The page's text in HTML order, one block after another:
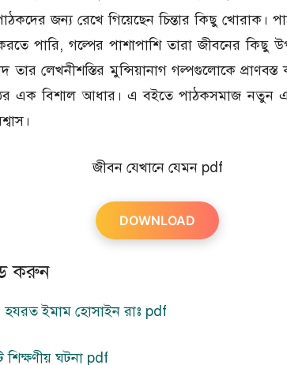
জন্য রেখে গিয়েছেন চিন্তার কিছু খোরাক।
পারি, গল্পের পাশাপাশি তারা জীবনের কিছু
লেখনীশস্তির মুন্সিয়ানাগ গল্পগুলোকে প্রাণবস্ত
এক বিশাল আধার। এ বইতে পাঠকসমাজ
জীবন যেখানে যেমন pdf
DOWNLOAD
করুন
হযরত ইমাম হোসাইন রাঃ pdf
শিক্ষণীয় ঘটনা pdf